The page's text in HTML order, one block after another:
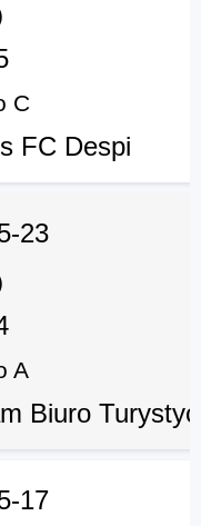
C
FC Despi
23
A
Biuro
17